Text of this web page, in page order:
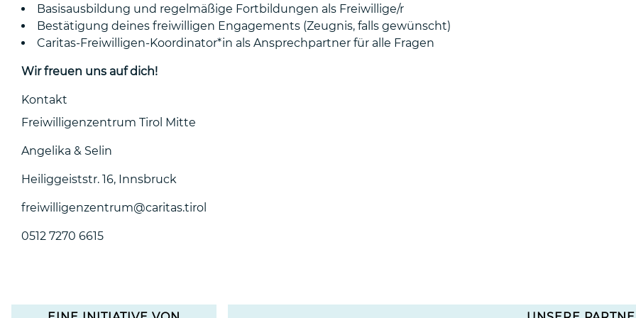
Basisausbildung und regelmäßige Fortbildungen als Freiwillige/r
Bestätigung deines freiwilligen Engagements (Zeugnis, falls gewünscht)
Caritas-Freiwilligen-Koordinator*in als Ansprechpartner für alle Fragen
Wir freuen uns auf dich!
Kontakt
Freiwilligenzentrum Tirol Mitte
Angelika & Selin
Heiliggeiststr. 16, Innsbruck
freiwilligenzentrum@caritas.tirol
0512 7270 6615